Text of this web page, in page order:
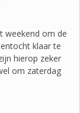
weekend om de
klaar te
hierop zeker
om zaterdag